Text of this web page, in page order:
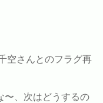
空さんとのフラグ再
〜、次はどうするの